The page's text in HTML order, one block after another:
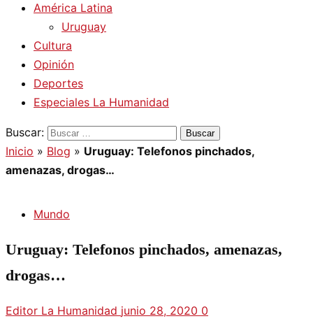
América Latina
Uruguay
Cultura
Opinión
Deportes
Especiales La Humanidad
Buscar:
Inicio » Blog » Uruguay: Telefonos pinchados,
amenazas, drogas…
Mundo
Uruguay: Telefonos pinchados, amenazas,
drogas…
Editor La Humanidad junio 28, 2020 0